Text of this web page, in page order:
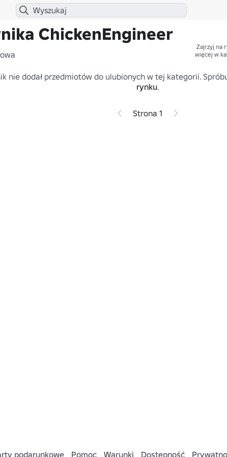
ChickenEngineer
Zajrzyj na
więcej w
nie dodał przedmiotów do ulubionych w tej kategorii.
rynku.
Strona 1
podarunkowe Pomoc Warunki Dostępność